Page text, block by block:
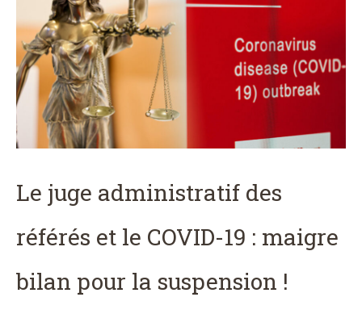
Le juge administratif des
référés et le COVID-19 : maigre
bilan pour la suspension !